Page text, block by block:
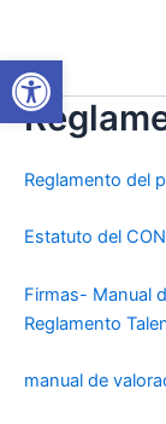
Abrir barra de
contenido
Reglamento del
Estatuto del
Firmas- Manual
Reglamento
manual de